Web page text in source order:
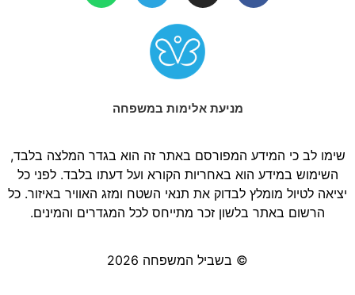
מניעת אלימות במשפחה
שימו לב כי המידע המפורסם באתר זה הוא בגדר המלצה בלבד,
השימוש במידע הוא באחריות הקורא ועל דעתו בלבד. לפני כל
יציאה לטיול מומלץ לבדוק את תנאי השטח ומזג האוויר באיזור. כל
הרשום באתר בלשון זכר מתייחס לכל המגדרים והמינים.
© בשביל המשפחה 2026